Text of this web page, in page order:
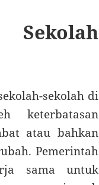
sekolah di
keterbatasan
atau bahkan
Pemerintah
sama untuk